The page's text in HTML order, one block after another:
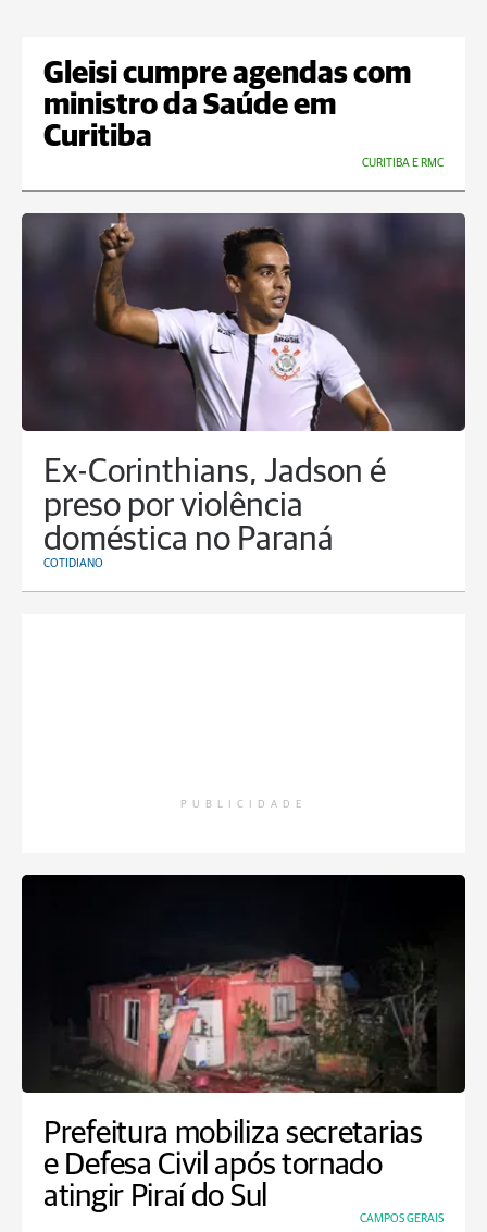
Gleisi cumpre agendas com
ministro da Saúde em
Curitiba
CURITIBA E RMC
Ex-Corinthians, Jadson é
preso por violência
doméstica no Paraná
COTIDIANO
PUBLICIDADE
Prefeitura mobiliza secretarias
e Defesa Civil após tornado
atingir Piraí do Sul
CAMPOS GERAIS